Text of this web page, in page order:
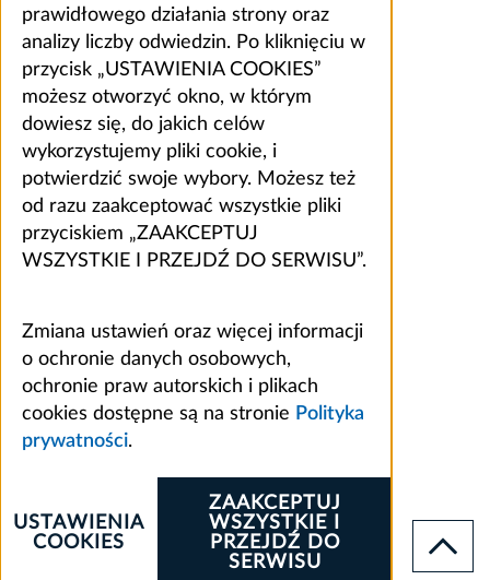
prawidłowego działania strony oraz
analizy liczby odwiedzin. Po kliknięciu w
przycisk „USTAWIENIA COOKIES”
możesz otworzyć okno, w którym
dowiesz się, do jakich celów
wykorzystujemy pliki cookie, i
potwierdzić swoje wybory. Możesz też
od razu zaakceptować wszystkie pliki
przyciskiem „ZAAKCEPTUJ
WSZYSTKIE I PRZEJDŹ DO SERWISU”.
Zmiana ustawień oraz więcej informacji
o ochronie danych osobowych,
ochronie praw autorskich i plikach
cookies dostępne są na stronie Polityka
prywatności.
ZAAKCEPTUJ
WSZYSTKIE I
PRZEJDŹ DO
SERWISU
USTAWIENIA
COOKIES